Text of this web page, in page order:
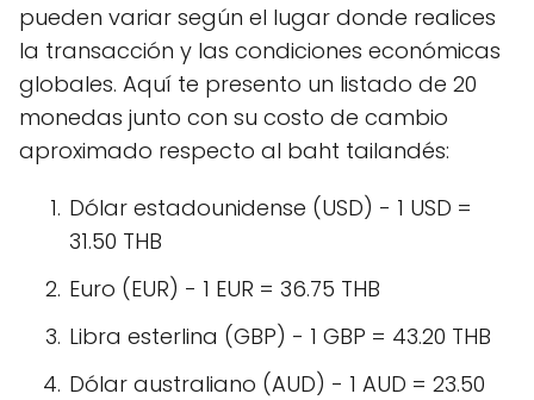
pueden variar según el lugar donde realices
la transacción y las condiciones económicas
globales. Aquí te presento un listado de 20
monedas junto con su costo de cambio
aproximado respecto al baht tailandés:
Dólar estadounidense (USD) - 1 USD =
31.50 THB
Euro (EUR) - 1 EUR = 36.75 THB
Libra esterlina (GBP) - 1 GBP = 43.20 THB
Dólar australiano (AUD) - 1 AUD = 23.50